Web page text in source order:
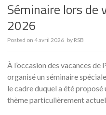
Séminaire lors de
2026
Posted on 4 avril 2026 by RSB
À l’occasion des vacances de
organisé un séminaire
le cadre duquel a été
thème particulièrement actuel